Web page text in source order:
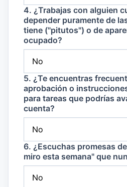
4. ¿Trabajas con alguien
depender puramente de
tiene ("pitutos") o de
ocupado?
5. ¿Te encuentras
aprobación o
para tareas que podrías
cuenta?
6. ¿Escuchas promesas
miro esta semana" que